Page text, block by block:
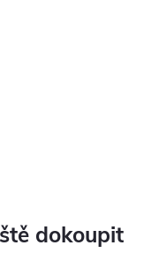
dokoupit